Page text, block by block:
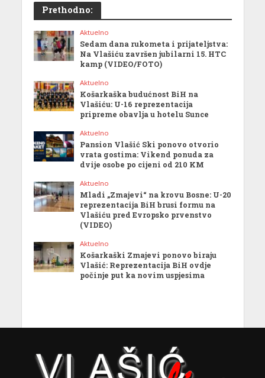
Prethodno:
Aktuelno
Sedam dana rukometa i prijateljstva:
Na Vlašiću završen jubilarni 15. HTC
kamp (VIDEO/FOTO)
Aktuelno
Košarkaška budućnost BiH na
Vlašiću: U-16 reprezentacija
pripreme obavlja u hotelu Sunce
Aktuelno
Pansion Vlašić Ski ponovo otvorio
vrata gostima: Vikend ponuda za
dvije osobe po cijeni od 210 KM
Aktuelno
Mladi „Zmajevi“ na krovu Bosne: U-20
reprezentacija BiH brusi formu na
Vlašiću pred Evropsko prvenstvo
(VIDEO)
Aktuelno
Košarkaški Zmajevi ponovo biraju
Vlašić: Reprezentacija BiH ovdje
počinje put ka novim uspjesima